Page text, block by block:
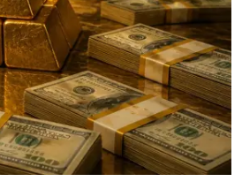
Un fuerte terremoto de magnitud
7,1 se registró este martes 28 de
julio en la prefectura de Kumamoto,
al sur de Japón, provocando una
emergencia de gran...